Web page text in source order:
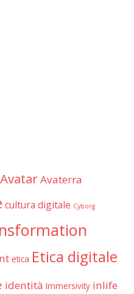
AvatarAvaterra
cultura digitale Cyborg
etica Etica digitale
identità Immersivity inlife